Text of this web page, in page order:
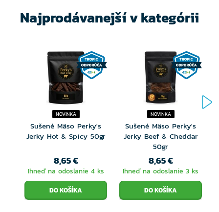
fermentovaná pšenica – bez lepku, ocot, cukor,
paradajková šťava z koncentrátu, jedlá soľ, jablčná
korenia (paprika, sušená cibuľa, cesnak, zeler),
jablkový ocot.
Prírodný dym z udiarne - bukové, slivkové drevo
Alergény: sója, pšenica (bez lepku), zeler
Prípadný biely povlak na povrchu výrobku nie je
závadou akosti.
Absorbér vo vnútri obalu nie je určený na
konzumáciu.
Najprodávanejší v kategórii
NOVINKA
Sušené Mäso Perky's
Jerky Hot & Spicy 50gr
8,65 €
Ihneď na odoslanie 4 ks
NOVINKA
Sušené Mäso Perky's
Jerky Beef & Cheddar
50gr
8,65 €
Ihneď na odoslanie 3 ks